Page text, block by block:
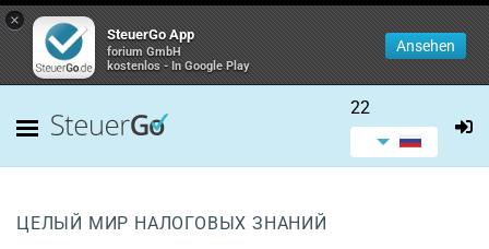
×
SteuerGo App
forium GmbH
kostenlos - In Google Play
Ansehen
22
ЦЕЛЫЙ МИР НАЛОГОВЫХ ЗНАНИЙ